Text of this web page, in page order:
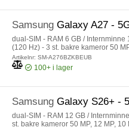
Samsung Galaxy A27 -
dual-SIM - RAM 6 GB /
(120 Hz) - 3 st. bakre kameror 50
Artikelnr: SM-A276BZKBEUB
100+ i lager
Samsung Galaxy S26+ -
dual-SIM - RAM 12 GB /
st. bakre kameror 50 MP, 12 MP,